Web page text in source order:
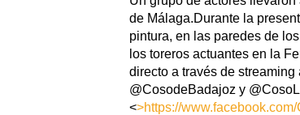
de Málaga.Durante la
pintura, en las paredes de
los toreros actuantes en la
directo a través de
@CosodeBadajoz y
<>https://